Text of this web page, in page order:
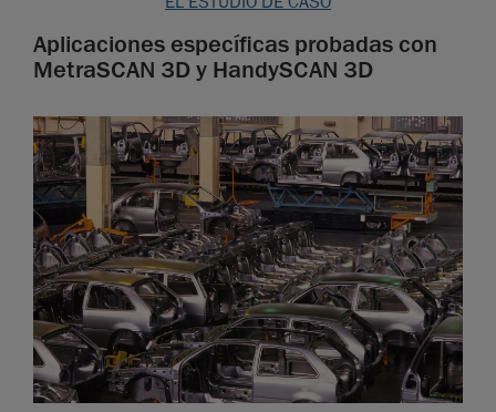
Aplicaciones específicas probadas con
MetraSCAN 3D y HandySCAN 3D